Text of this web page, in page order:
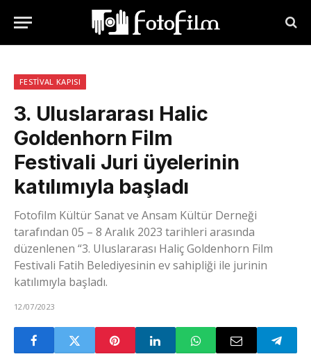
FESTIVAL KAPISI
3. Uluslararası Halic
Goldenhorn Film
Festivali Juri üyelerinin
katılımıyla başladı
Fotofilm Kültür Sanat ve Ansam Kültür Derneği
tarafından 05 – 8 Aralık 2023 tarihleri arasında
düzenlenen “3. Uluslararası Haliç Goldenhorn Film
Festivali Fatih Belediyesinin ev sahipliği ile jurinin
katılımıyla başladı.
12/07/2023